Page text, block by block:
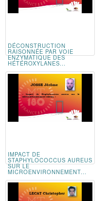
DÉCONSTRUCTION
RAISONNÉE PAR VOIE
ENZYMATIQUE DES
HÉTÉROXYLANES...
IMPACT DE
STAPHYLOCOCCUS AUREUS
SUR LE
MICROENVIRONNEMENT...